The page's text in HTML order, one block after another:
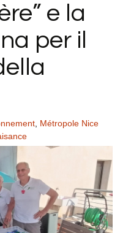
e la
per il
Métropole Nice